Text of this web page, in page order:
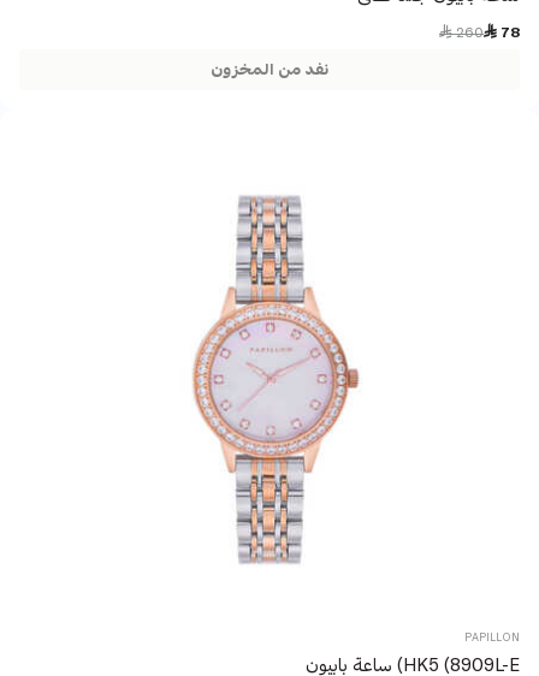
 78
Price reduced from
 260
نفد من المخزون
PAPILLON
HK5 (8909L-E) ساعة بابيون